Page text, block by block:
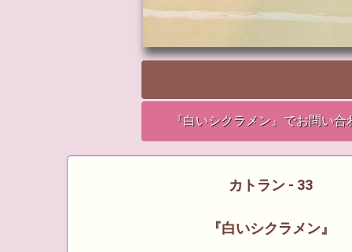
『白いシクラメン』でお問い合
カトラン - 33
『白いシクラメン』